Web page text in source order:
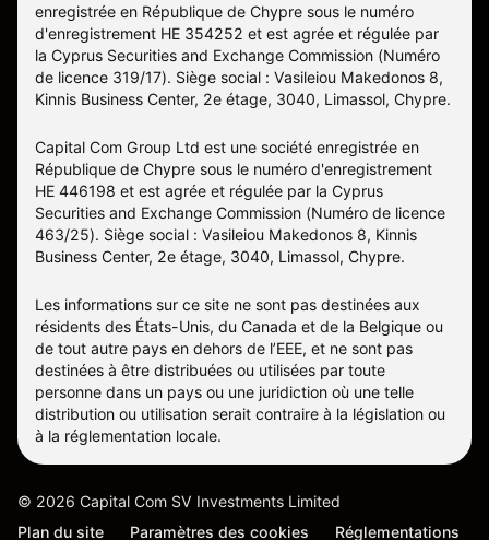
enregistrée en République de Chypre sous le numéro
d'enregistrement HE 354252 et est agrée et régulée par
la Cyprus Securities and Exchange Commission (Numéro
de licence 319/17). Siège social : Vasileiou Makedonos 8,
Kinnis Business Center, 2e étage, 3040, Limassol, Chypre.
Capital Com Group Ltd est une société enregistrée en
République de Chypre sous le numéro d'enregistrement
ΗΕ 446198 et est agrée et régulée par la Cyprus
Securities and Exchange Commission (Numéro de licence
463/25). Siège social : Vasileiou Makedonos 8, Kinnis
Business Center, 2e étage, 3040, Limassol, Chypre.
Les informations sur ce site ne sont pas destinées aux
résidents des États-Unis, du Canada et de la Belgique ou
de tout autre pays en dehors de l’EEE, et ne sont pas
destinées à être distribuées ou utilisées par toute
personne dans un pays ou une juridiction où une telle
distribution ou utilisation serait contraire à la législation ou
à la réglementation locale.
© 2026 Capital Com SV Investments Limited
Plan du site
Paramètres des cookies Réglementations